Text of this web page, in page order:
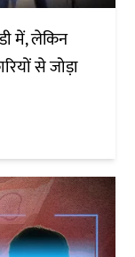
में, लेकिन
से जोड़ा